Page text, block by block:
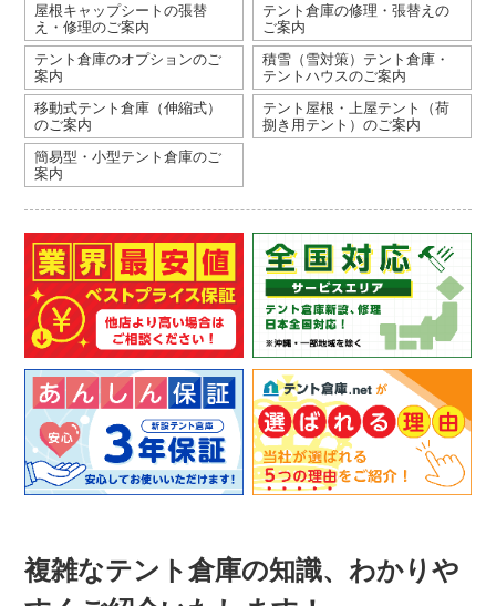
屋根キャップシートの張替
え・修理のご案内
テント倉庫の修理・張替えの
ご案内
テント倉庫のオプションのご
案内
積雪（雪対策）テント倉庫・
テントハウスのご案内
移動式テント倉庫（伸縮式）
のご案内
テント屋根・上屋テント（荷
捌き用テント）のご案内
簡易型・小型テント倉庫のご
案内
複雑なテント倉庫の知識、わかりや